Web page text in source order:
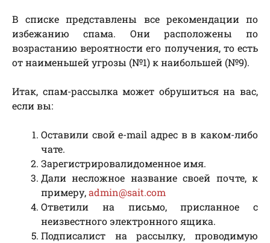
В списке представлены все рекомендации по
избежанию спама. Они расположены по
возрастанию вероятности его получения, то есть
от наименьшей угрозы (№1) к наибольшей (№9).
Итак, спам-рассылка может обрушиться на вас,
если вы:
Оставили свой e-mail адрес в в каком-либо
чате.
Зарегистрировалидоменное имя.
Дали несложное название своей почте, к
примеру,admin@sait.com
Ответили на письмо, присланное с
неизвестного электронного ящика.
Подписалист на рассылку, проводимую